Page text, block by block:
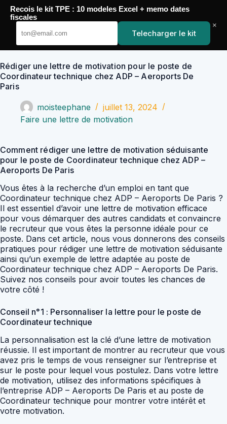
Passer
contenu
YoupiJobs
Rédiger une lettre de motivation pour le poste de
Coordinateur technique chez ADP – Aeroports De
Paris
moisteephane
juillet 13, 2024
Faire une lettre de motivation
Comment rédiger une lettre de motivation séduisante
pour le poste de Coordinateur technique chez ADP –
Aeroports De Paris
Vous êtes à la recherche d’un emploi en tant que
Coordinateur technique chez ADP – Aeroports De Paris ?
Il est essentiel d’avoir une lettre de motivation efficace
pour vous démarquer des autres candidats et convaincre
le recruteur que vous êtes la personne idéale pour ce
poste. Dans cet article, nous vous donnerons des conseils
pratiques pour rédiger une lettre de motivation séduisante
ainsi qu’un exemple de lettre adaptée au poste de
Coordinateur technique chez ADP – Aeroports De Paris.
Suivez nos conseils pour avoir toutes les chances de
votre côté !
Conseil n°1 : Personnaliser la lettre pour le poste de
Coordinateur technique
La personnalisation est la clé d’une lettre de motivation
réussie. Il est important de montrer au recruteur que vous
avez pris le temps de vous renseigner sur l’entreprise et
sur le poste pour lequel vous postulez. Dans votre lettre
de motivation, utilisez des informations spécifiques à
l’entreprise ADP – Aeroports De Paris et au poste de
Coordinateur technique pour montrer votre intérêt et
votre motivation.
Recois le kit TPE : 10 modeles Excel + memo dates
fiscales
Telecharger le kit
×